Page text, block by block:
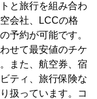
と旅行を組み合わ
会社、LCCの格
予約が可能です。
せて最安値のチケ
また、航空券、宿
ティ、旅行保険な
扱っています。コ